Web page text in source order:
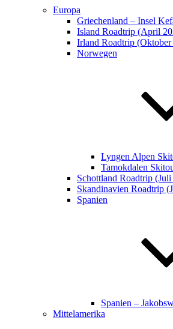
Europa
Griechenland – Insel
Island Roadtrip (April
Irland Roadtrip
Norwegen
Lyngen Alpen
Tamokdalen
Schottland Roadtrip
Skandinavien Roadtrip
Spanien
Spanien –
Mittelamerika